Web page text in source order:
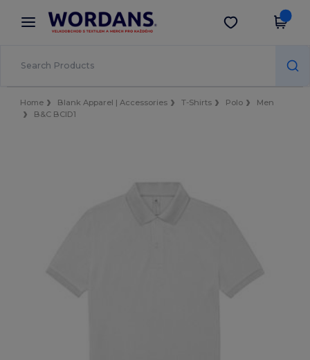
× Aplikace Wordans
Lepší ceny v aplikaci!
Stáhnout app
Home Blank Apparel | Accessories T-Shirts Polo
Men
B&C BCID1